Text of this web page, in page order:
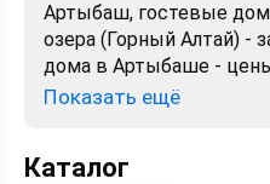
Артыбаш, гостевые
озера (Горный Алтай) -
дома в Артыбаше -
Гостевой дом для
Показать ещё
Каталог